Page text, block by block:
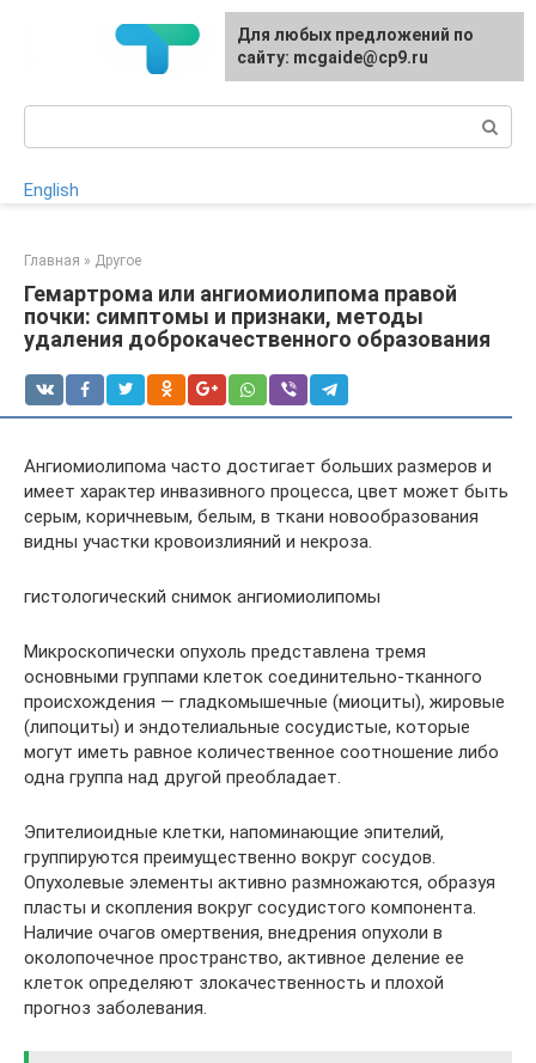
English
Главная » Другое
Гемартрома или ангиомиолипома правой
почки: симптомы и признаки, методы
удаления доброкачественного образования
Ангиомиолипома часто достигает больших размеров и
имеет характер инвазивного процесса, цвет может быть
серым, коричневым, белым, в ткани новообразования
видны участки кровоизлияний и некроза.
гистологический снимок ангиомиолипомы
Микроскопически опухоль представлена тремя
основными группами клеток соединительно-тканного
происхождения — гладкомышечные (миоциты), жировые
(липоциты) и эндотелиальные сосудистые, которые
могут иметь равное количественное соотношение либо
одна группа над другой преобладает.
Эпителиоидные клетки, напоминающие эпителий,
группируются преимущественно вокруг сосудов.
Опухолевые элементы активно размножаются, образуя
пласты и скопления вокруг сосудистого компонента.
Наличие очагов омертвения, внедрения опухоли в
околопочечное пространство, активное деление ее
клеток определяют злокачественность и плохой
прогноз заболевания.
Для любых предложений по
сайту: mcgaide@cp9.ru